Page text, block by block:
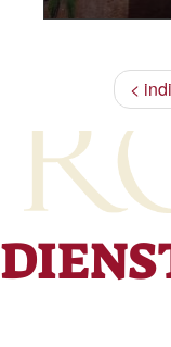
<